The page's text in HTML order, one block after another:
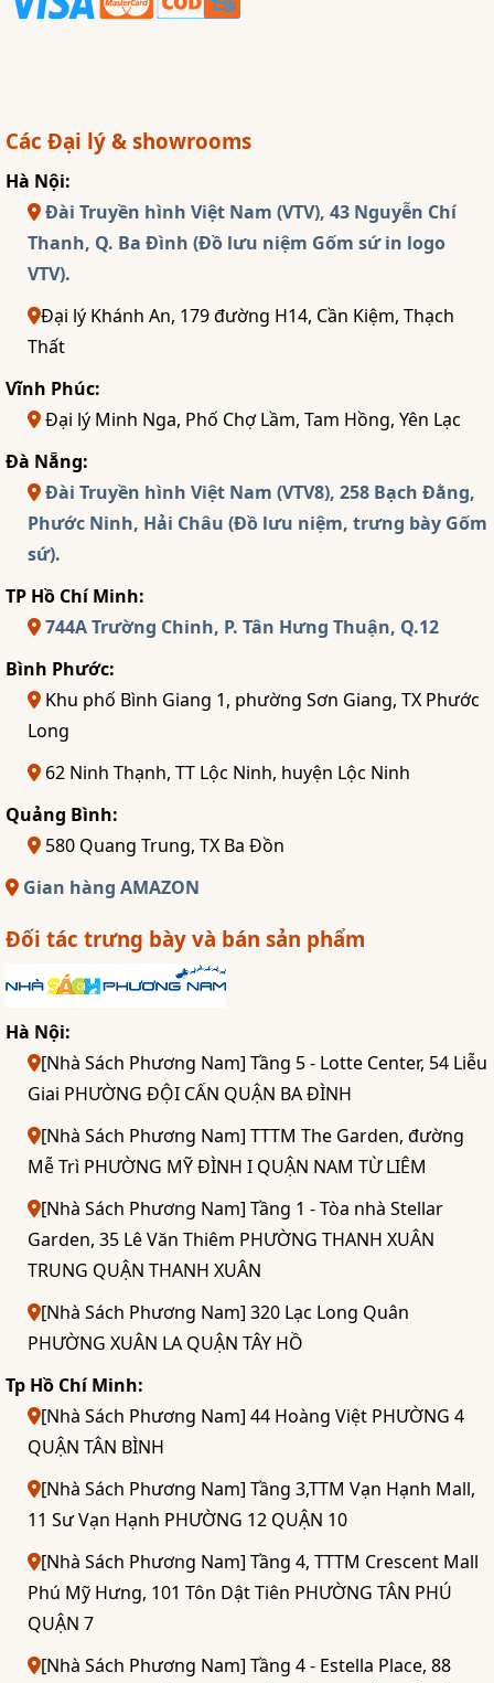
Các Đại lý & showrooms
Hà Nội:
Đài Truyền hình Việt Nam (VTV), 43 Nguyễn Chí
Thanh, Q. Ba Đình (Đồ lưu niệm Gốm sứ in logo
VTV).
Đại lý Khánh An, 179 đường H14, Cần Kiệm, Thạch
Thất
Vĩnh Phúc:
Đại lý Minh Nga, Phố Chợ Lầm, Tam Hồng, Yên Lạc
Đà Nẵng:
Đài Truyền hình Việt Nam (VTV8), 258 Bạch Đằng,
Phước Ninh, Hải Châu (Đồ lưu niệm, trưng bày Gốm
sứ).
TP Hồ Chí Minh:
744A Trường Chinh, P. Tân Hưng Thuận, Q.12
Bình Phước:
Khu phố Bình Giang 1, phường Sơn Giang, TX Phước
Long
62 Ninh Thạnh, TT Lộc Ninh, huyện Lộc Ninh
Quảng Bình:
580 Quang Trung, TX Ba Đồn
Gian hàng AMAZON
Đối tác trưng bày và bán sản phẩm
Hà Nội:
[Nhà Sách Phương Nam] Tầng 5 - Lotte Center, 54 Liễu
Giai PHƯỜNG ĐỘI CẤN QUẬN BA ĐÌNH
[Nhà Sách Phương Nam] TTTM The Garden, đường
Mễ Trì PHƯỜNG MỸ ĐÌNH I QUẬN NAM TỪ LIÊM
[Nhà Sách Phương Nam] Tầng 1 - Tòa nhà Stellar
Garden, 35 Lê Văn Thiêm PHƯỜNG THANH XUÂN
TRUNG QUẬN THANH XUÂN
[Nhà Sách Phương Nam] 320 Lạc Long Quân
PHƯỜNG XUÂN LA QUẬN TÂY HỒ
Tp Hồ Chí Minh:
[Nhà Sách Phương Nam] 44 Hoàng Việt PHƯỜNG 4
QUẬN TÂN BÌNH
[Nhà Sách Phương Nam] Tầng 3,TTM Vạn Hạnh Mall,
11 Sư Vạn Hạnh PHƯỜNG 12 QUẬN 10
[Nhà Sách Phương Nam] Tầng 4, TTTM Crescent Mall
Phú Mỹ Hưng, 101 Tôn Dật Tiên PHƯỜNG TÂN PHÚ
QUẬN 7
[Nhà Sách Phương Nam] Tầng 4 - Estella Place, 88